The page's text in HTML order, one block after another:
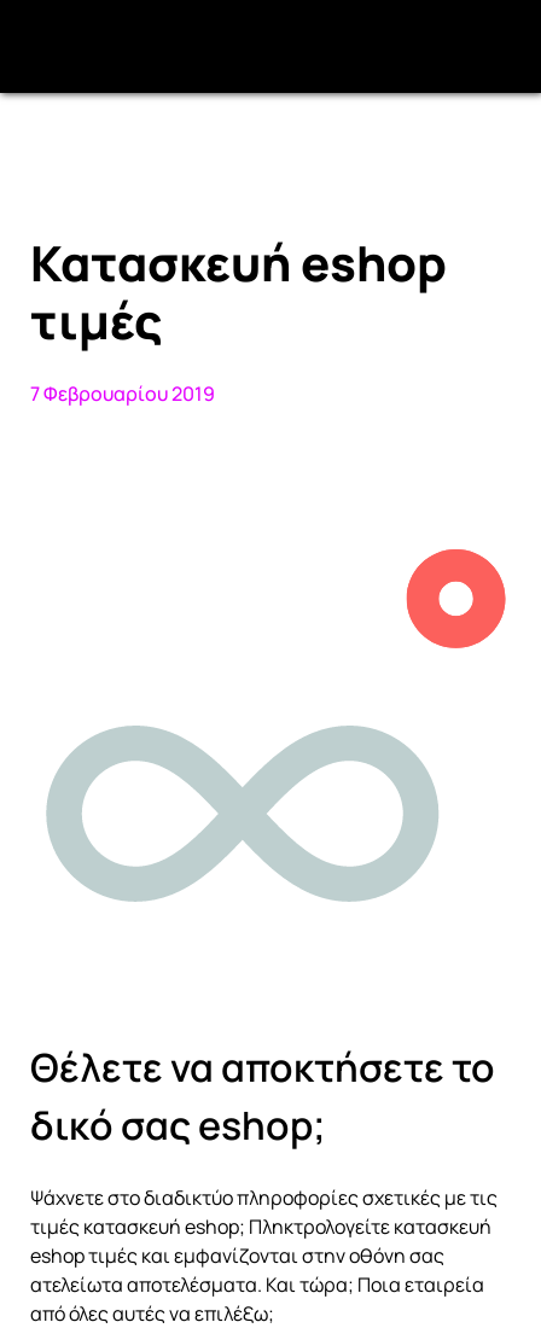
Κατασκευή eshop
τιμές
7 Φεβρουαρίου 2019
Θέλετε να αποκτήσετε το
δικό σας eshop;
Ψάχνετε στο διαδικτύο πληροφορίες σχετικές με τις
τιμές κατασκευή eshop; Πληκτρολογείτε κατασκευή
eshop τιμές και εμφανίζονται στην οθόνη σας
ατελείωτα αποτελέσματα. Και τώρα; Ποια εταιρεία
από όλες αυτές να επιλέξω;